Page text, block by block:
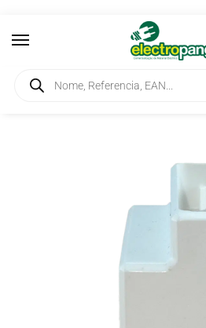
Início / Instalação / Calhas Técnicas